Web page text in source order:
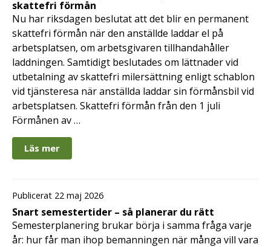
skattefri förmån
Nu har riksdagen beslutat att det blir en permanent
skattefri förmån när den anställde laddar el på
arbetsplatsen, om arbetsgivaren tillhandahåller
laddningen. Samtidigt beslutades om lättnader vid
utbetalning av skattefri milersättning enligt schablon
vid tjänsteresa när anställda laddar sin förmånsbil vid
arbetsplatsen. Skattefri förmån från den 1 juli
Förmånen av …
Läs mer
Publicerat 22 maj 2026
Snart semestertider – så planerar du rätt
Semesterplanering brukar börja i samma fråga varje
år: hur får man ihop bemanningen när många vill vara